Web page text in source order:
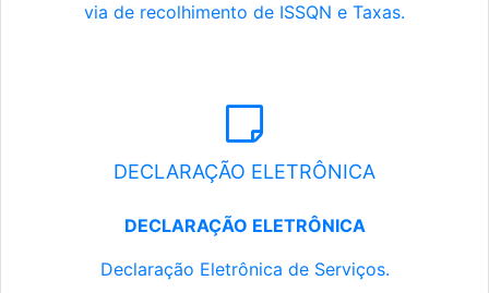
via de recolhimento de ISSQN e Taxas.
DECLARAÇÃO ELETRÔNICA
DECLARAÇÃO ELETRÔNICA
Declaração Eletrônica de Serviços.